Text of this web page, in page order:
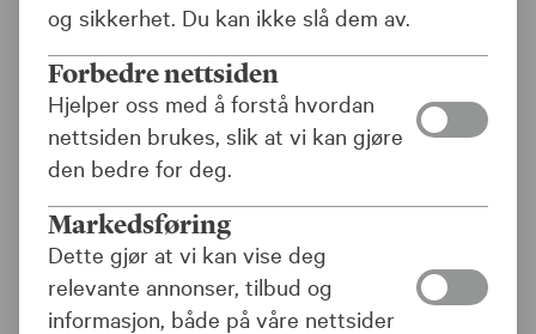
Fyll ut og bestill
Vi anbefaler at det er én brukeradministrator på hvert
forretningsområde, i dette tilfelle for lån dere har i KLP
Banken. Den som har administratorrettigheter for et
Kundeside.
OM BEDRIFTEN ELLER KOMMUNEN
og sikkerhet. Du kan ikke slå dem av.
Forbedre nettsiden
Hjelper oss med å forstå hvordan
nettsiden brukes, slik at vi kan gjøre
den bedre for deg.
Markedsføring
Dette gjør at vi kan vise deg
relevante annonser, tilbud og
informasjon, både på våre nettsider